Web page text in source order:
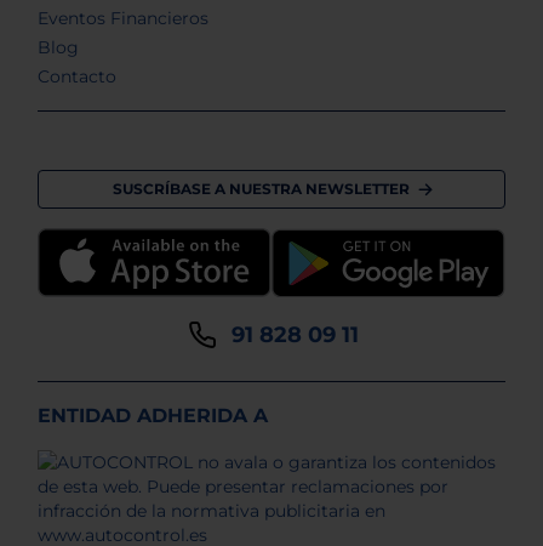
Eventos Financieros
Blog
Contacto
SUSCRÍBASE A NUESTRA NEWSLETTER
91 828 09 11
ENTIDAD ADHERIDA A